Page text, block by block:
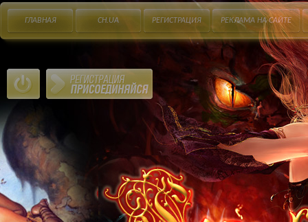
ГЛАВНАЯ CH.UA РЕГИСТРАЦИЯ РЕКЛАМА НА САЙТЕ